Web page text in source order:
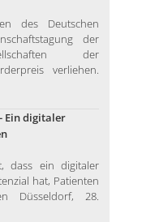
des Deutschen
der
der
verliehen.
Ein digitaler
dass ein digitaler
hat, Patienten
Düsseldorf, 28.